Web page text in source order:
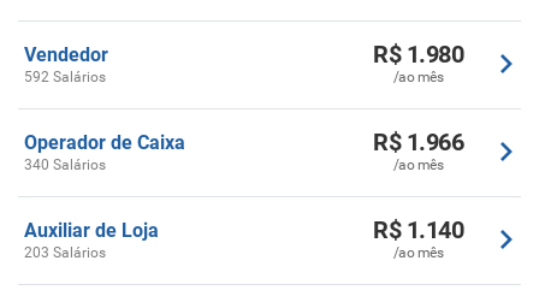
Vendedor
592 Salários
R$ 1.980
/ao mês
Operador de Caixa
340 Salários
R$ 1.966
/ao mês
Auxiliar de Loja
203 Salários
R$ 1.140
/ao mês